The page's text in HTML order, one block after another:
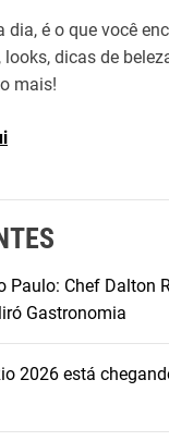
dia, é o que você
dicas de
mais!
Paulo: Chef Dalton
Gastronomia
2026 está